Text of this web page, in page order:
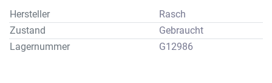
Hersteller
Rasch
Zustand
Gebraucht
Lagernummer
G12986